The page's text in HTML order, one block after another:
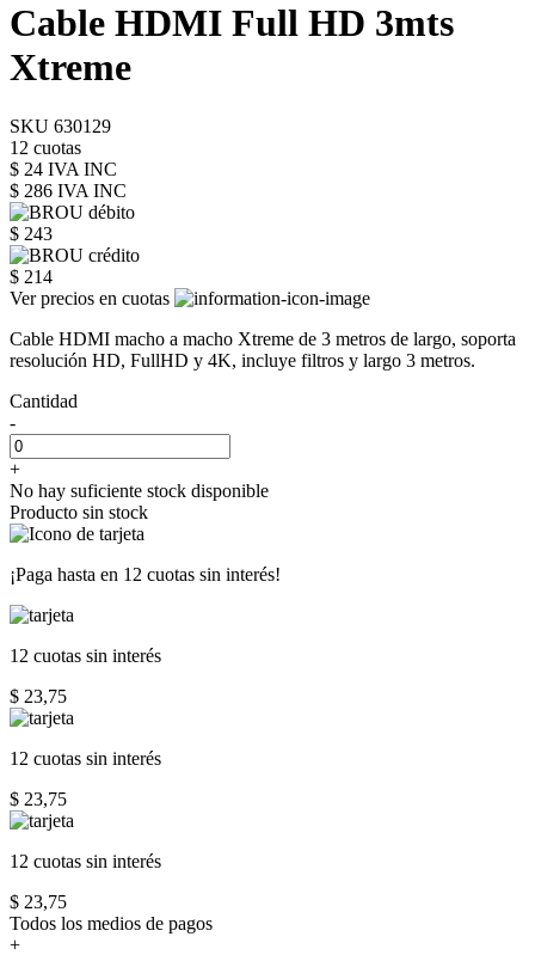
Cable HDMI Full HD 3mts
Xtreme
SKU 630129
12 cuotas
$ 24 IVA INC
$ 286 IVA INC
$ 243
$ 214
Ver precios en cuotas
Cable HDMI macho a macho Xtreme de 3 metros de largo, soporta
resolución HD, FullHD y 4K, incluye filtros y largo 3 metros.
Cantidad
-
+
No hay suficiente stock disponible
Producto sin stock
¡Paga hasta en 12 cuotas sin interés!
12 cuotas sin interés
$ 23,75
12 cuotas sin interés
$ 23,75
12 cuotas sin interés
$ 23,75
Todos los medios de pagos
+